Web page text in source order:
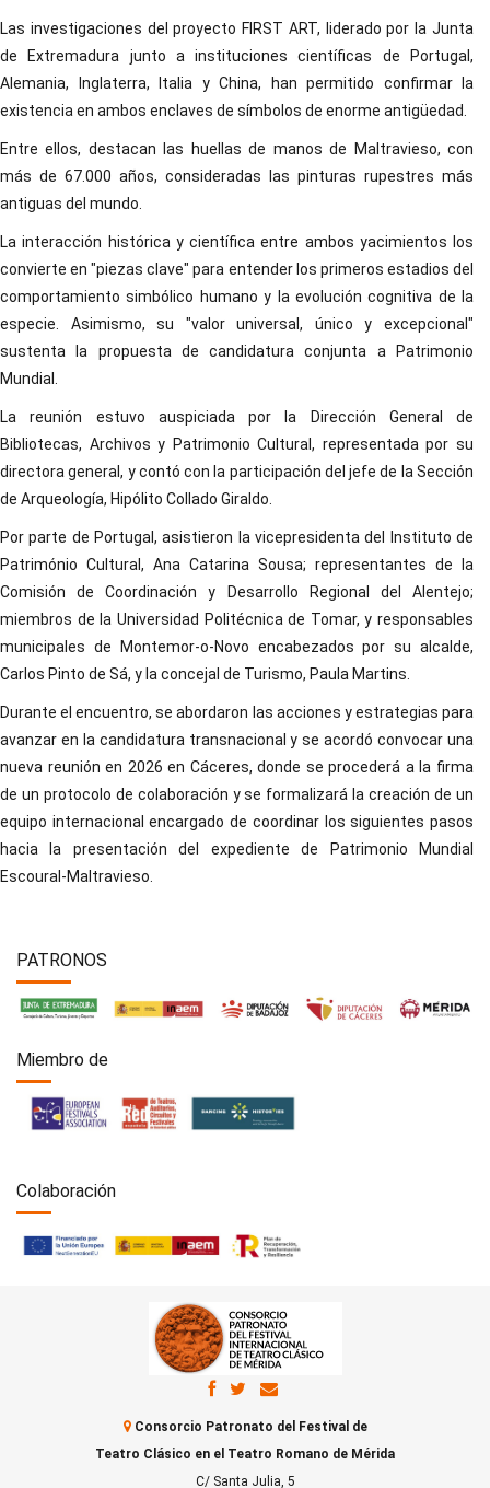
Las investigaciones del proyecto FIRST ART, liderado por la Junta
de Extremadura junto a instituciones científicas de Portugal,
Alemania, Inglaterra, Italia y China, han permitido confirmar la
existencia en ambos enclaves de símbolos de enorme antigüedad.
Entre ellos, destacan las huellas de manos de Maltravieso, con
más de 67.000 años, consideradas las pinturas rupestres más
antiguas del mundo.
La interacción histórica y científica entre ambos yacimientos los
convierte en "piezas clave" para entender los primeros estadios del
comportamiento simbólico humano y la evolución cognitiva de la
especie. Asimismo, su "valor universal, único y excepcional"
sustenta la propuesta de candidatura conjunta a Patrimonio
Mundial.
La reunión estuvo auspiciada por la Dirección General de
Bibliotecas, Archivos y Patrimonio Cultural, representada por su
directora general, y contó con la participación del jefe de la Sección
de Arqueología, Hipólito Collado Giraldo.
Por parte de Portugal, asistieron la vicepresidenta del Instituto de
Património Cultural, Ana Catarina Sousa; representantes de la
Comisión de Coordinación y Desarrollo Regional del Alentejo;
miembros de la Universidad Politécnica de Tomar, y responsables
municipales de Montemor-o-Novo encabezados por su alcalde,
Carlos Pinto de Sá, y la concejal de Turismo, Paula Martins.
Durante el encuentro, se abordaron las acciones y estrategias para
avanzar en la candidatura transnacional y se acordó convocar una
nueva reunión en 2026 en Cáceres, donde se procederá a la firma
de un protocolo de colaboración y se formalizará la creación de un
equipo internacional encargado de coordinar los siguientes pasos
hacia la presentación del expediente de Patrimonio Mundial
Escoural-Maltravieso.
PATRONOS
Miembro de
Colaboración
Consorcio Patronato del Festival de
Teatro Clásico en el Teatro Romano de Mérida
C/ Santa Julia, 5